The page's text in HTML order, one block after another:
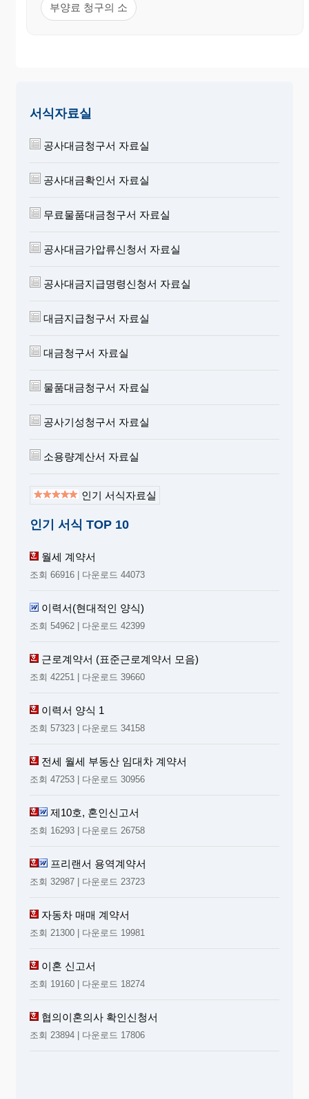
부양료 청구의 소
서식자료실
공사대금청구서 자료실
공사대금확인서 자료실
무료물품대금청구서 자료실
공사대금가압류신청서 자료실
공사대금지급명령신청서 자료실
대금지급청구서 자료실
대금청구서 자료실
물품대금청구서 자료실
공사기성청구서 자료실
소용량계산서 자료실
인기 서식자료실
인기 서식 TOP 10
월세 계약서
조회 66916 | 다운로드 44073
이력서(현대적인 양식)
조회 54962 | 다운로드 42399
근로계약서 (표준근로계약서 모음)
조회 42251 | 다운로드 39660
이력서 양식 1
조회 57323 | 다운로드 34158
전세 월세 부동산 임대차 계약서
조회 47253 | 다운로드 30956
제10호, 혼인신고서
조회 16293 | 다운로드 26758
프리랜서 용역계약서
조회 32987 | 다운로드 23723
자동차 매매 계약서
조회 21300 | 다운로드 19981
이혼 신고서
조회 19160 | 다운로드 18274
협의이혼의사 확인신청서
조회 23894 | 다운로드 17806